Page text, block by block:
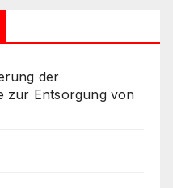
der
zur Entsorgung von